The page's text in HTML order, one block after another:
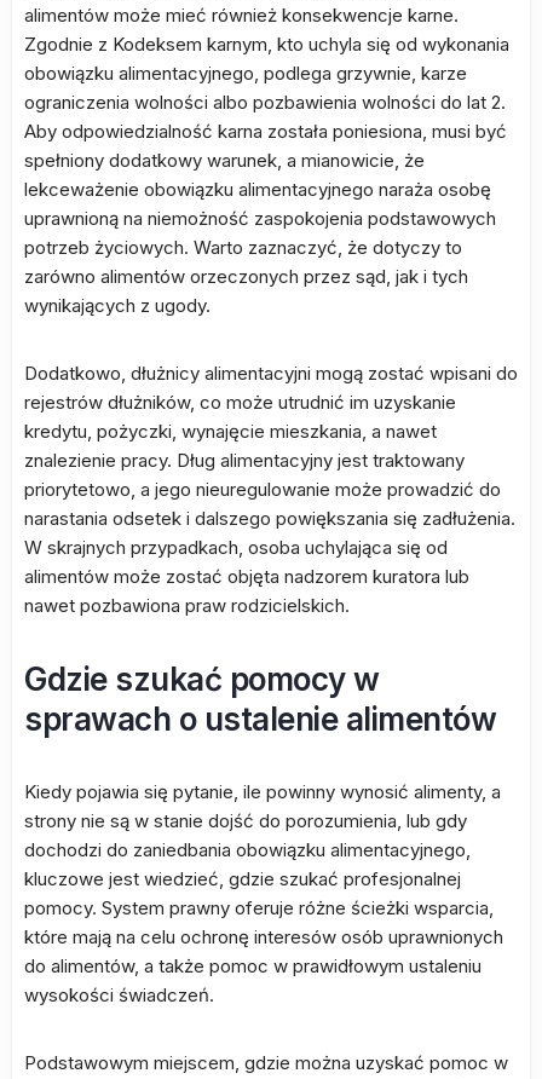
alimentów może mieć również konsekwencje karne.
Zgodnie z Kodeksem karnym, kto uchyla się od wykonania
obowiązku alimentacyjnego, podlega grzywnie, karze
ograniczenia wolności albo pozbawienia wolności do lat 2.
Aby odpowiedzialność karna została poniesiona, musi być
spełniony dodatkowy warunek, a mianowicie, że
lekceważenie obowiązku alimentacyjnego naraża osobę
uprawnioną na niemożność zaspokojenia podstawowych
potrzeb życiowych. Warto zaznaczyć, że dotyczy to
zarówno alimentów orzeczonych przez sąd, jak i tych
wynikających z ugody.
Dodatkowo, dłużnicy alimentacyjni mogą zostać wpisani do
rejestrów dłużników, co może utrudnić im uzyskanie
kredytu, pożyczki, wynajęcie mieszkania, a nawet
znalezienie pracy. Dług alimentacyjny jest traktowany
priorytetowo, a jego nieuregulowanie może prowadzić do
narastania odsetek i dalszego powiększania się zadłużenia.
W skrajnych przypadkach, osoba uchylająca się od
alimentów może zostać objęta nadzorem kuratora lub
nawet pozbawiona praw rodzicielskich.
Gdzie szukać pomocy w
sprawach o ustalenie alimentów
Kiedy pojawia się pytanie, ile powinny wynosić alimenty, a
strony nie są w stanie dojść do porozumienia, lub gdy
dochodzi do zaniedbania obowiązku alimentacyjnego,
kluczowe jest wiedzieć, gdzie szukać profesjonalnej
pomocy. System prawny oferuje różne ścieżki wsparcia,
które mają na celu ochronę interesów osób uprawnionych
do alimentów, a także pomoc w prawidłowym ustaleniu
wysokości świadczeń.
Podstawowym miejscem, gdzie można uzyskać pomoc w